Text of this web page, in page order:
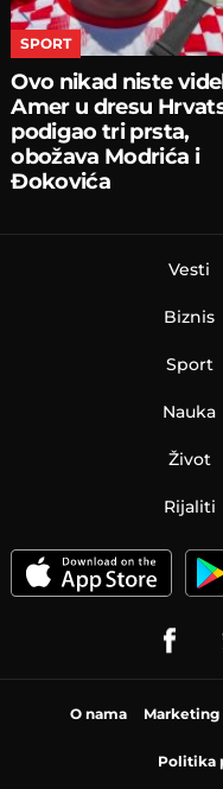
SPORT
Ovo nikad niste
Amer u dresu
podigao tri prsta,
obožava Modrića i
Đokovića
Vesti
Biznis
Sport
Nauka
Život
Rijaliti
O nama Marketing
Politika